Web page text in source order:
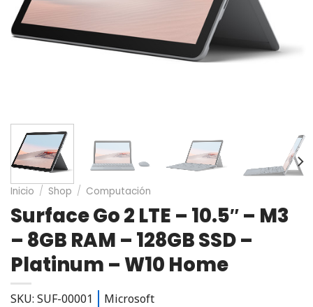
Inicio / Shop / Computación
Surface Go 2 LTE – 10.5″ – M3
– 8GB RAM – 128GB SSD –
Platinum – W10 Home
SKU: SUF-00001 Microsoft